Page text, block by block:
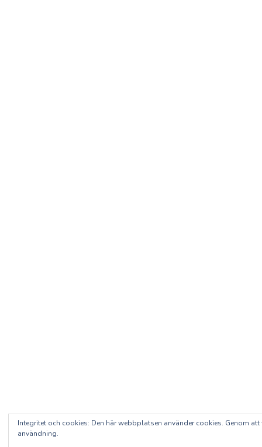
Integritet och cookies: Den här webbplatsen använder cookies. Genom
användning.